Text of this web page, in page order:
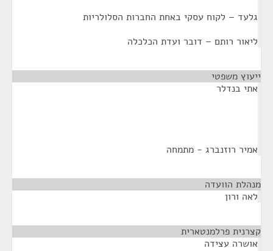
גלעד – לקוח עסקי באחת החברות הסלולריות
ליאור רותם – דובר ועדת הכלכלה
ייעוץ משפטי
אתי בנדלר
אמיר רוזנברג - מתמחה
מנהלת הוועדה
לאה ורון
קצרנית פרלמנטארית
אושרה עצידה